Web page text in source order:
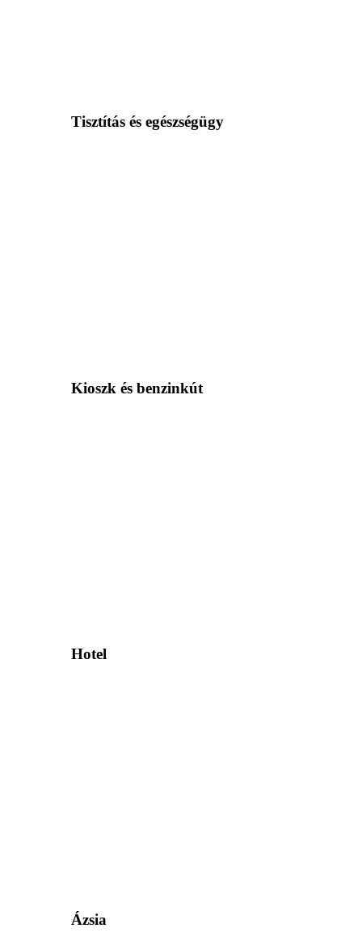
Tisztítás és egészségügy
Kioszk és benzinkút
Hotel
Ázsia